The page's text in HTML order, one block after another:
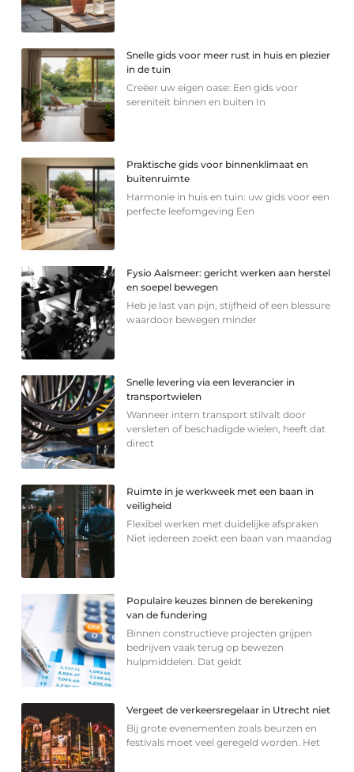
Snelle gids voor meer rust in huis en plezier
in de tuin
Creëer uw eigen oase: Een gids voor
sereniteit binnen en buiten In
Praktische gids voor binnenklimaat en
buitenruimte
Harmonie in huis en tuin: uw gids voor een
perfecte leefomgeving Een
Fysio Aalsmeer: gericht werken aan herstel
en soepel bewegen
Heb je last van pijn, stijfheid of een blessure
waardoor bewegen minder
Snelle levering via een leverancier in
transportwielen
Wanneer intern transport stilvalt door
versleten of beschadigde wielen, heeft dat
direct
Ruimte in je werkweek met een baan in
veiligheid
Flexibel werken met duidelijke afspraken
Niet iedereen zoekt een baan van maandag
Populaire keuzes binnen de berekening
van de fundering
Binnen constructieve projecten grijpen
bedrijven vaak terug op bewezen
hulpmiddelen. Dat geldt
Vergeet de verkeersregelaar in Utrecht niet
Bij grote evenementen zoals beurzen en
festivals moet veel geregeld worden. Het